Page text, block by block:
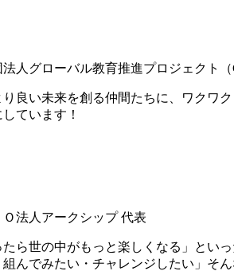
人グローバル教育推進プロジェクト
良い未来を創る仲間たちに、ワクワ
ています！
法人アークシップ 代表
ら世の中がもっと楽しくなる」とい
んでみたい・チャレンジしたい」そ